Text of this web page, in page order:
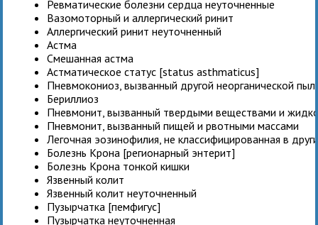
Ревматические болезни сердца неуточненные
Вазомоторный и аллергический ринит
Аллергический ринит неуточненный
Астма
Смешанная астма
Астматическое статус [status asthmaticus]
Пневмокониоз, вызванный другой неорганической
Бериллиоз
Пневмонит, вызванный твердыми веществами и
Пневмонит, вызванный пищей и рвотными массами
Легочная эозинофилия, не классифицированная в
Болезнь Крона [регионарный энтерит]
Болезнь Крона тонкой кишки
Язвенный колит
Язвенный колит неуточненный
Пузырчатка [пемфигус]
Пузырчатка неуточненная